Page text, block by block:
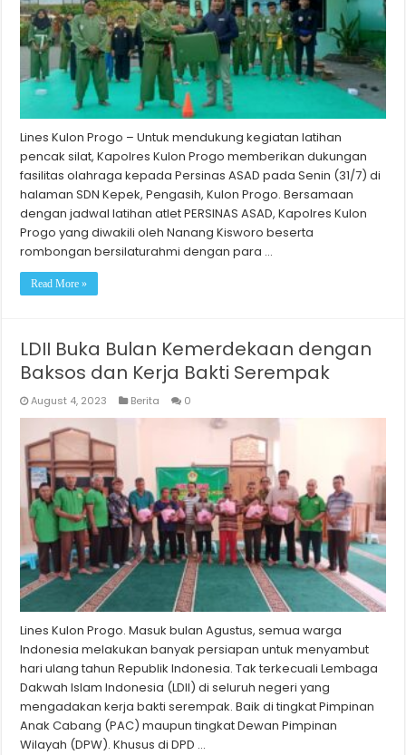
Lines Kulon Progo – Untuk mendukung kegiatan latihan
pencak silat, Kapolres Kulon Progo memberikan dukungan
fasilitas olahraga kepada Persinas ASAD pada Senin (31/7) di
halaman SDN Kepek, Pengasih, Kulon Progo. Bersamaan
dengan jadwal latihan atlet PERSINAS ASAD, Kapolres Kulon
Progo yang diwakili oleh Nanang Kisworo beserta
rombongan bersilaturahmi dengan para …
Read More »
LDII Buka Bulan Kemerdekaan dengan
Baksos dan Kerja Bakti Serempak
August 4, 2023 Berita 0
Lines Kulon Progo. Masuk bulan Agustus, semua warga
Indonesia melakukan banyak persiapan untuk menyambut
hari ulang tahun Republik Indonesia. Tak terkecuali Lembaga
Dakwah Islam Indonesia (LDII) di seluruh negeri yang
mengadakan kerja bakti serempak. Baik di tingkat Pimpinan
Anak Cabang (PAC) maupun tingkat Dewan Pimpinan
Wilayah (DPW). Khusus di DPD …